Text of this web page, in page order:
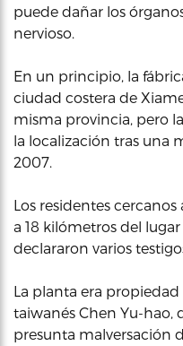
puede dañar los
nervioso.
En un principio, la
ciudad costera de
misma provincia, pero
la localización tras una
2007.
Los residentes
a 18 kilómetros del
declararon varios
La planta era
taiwanés Chen Yu-hao,
presunta malversación